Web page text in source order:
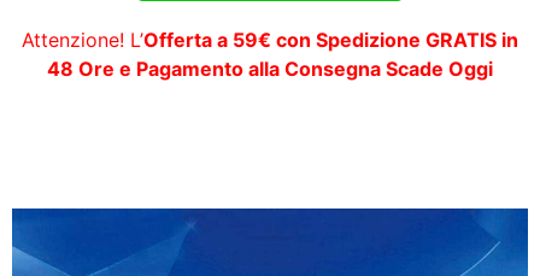
Attenzione! L’Offerta a 59€ con Spedizione GRATIS in
48 Ore e Pagamento alla Consegna Scade Oggi